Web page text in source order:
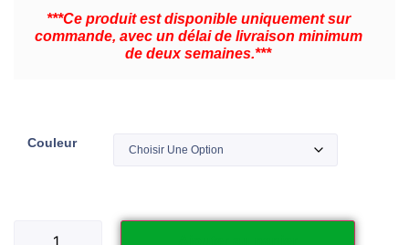
***Ce produit est disponible uniquement sur
commande, avec un délai de livraison minimum
de deux semaines.***
Couleur